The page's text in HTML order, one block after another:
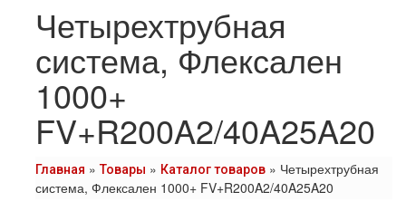
Четырехтрубная
система, Флексален
1000+
FV+R200A2/40A25A20
Главная »Товары » Каталог товаров » Четырехтрубная
система, Флексален 1000+ FV+R200A2/40A25A20